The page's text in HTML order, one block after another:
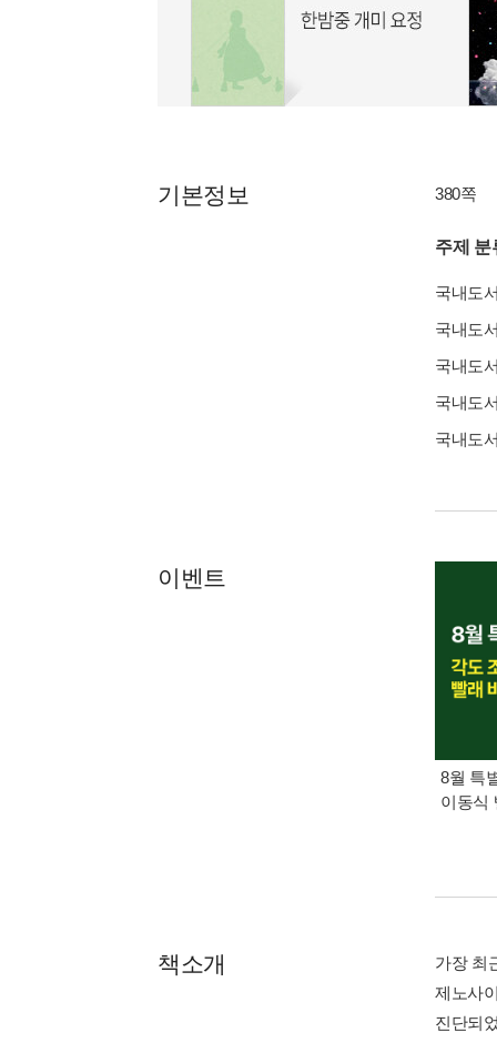
기본정보 380쪽
주제 분
국내도
국내도
국내도
국내도
국내도
이벤트
8월 특
이동식
책소개
가장 최
제노사
진단되